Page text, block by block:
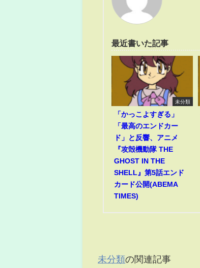
最近書いた記事
未分類
「かっこよすぎる」
「最高のエンドカー
ド」と反響、アニメ
『攻殻機動隊 THE
GHOST IN THE
SHELL』第5話エンド
カード公開(ABEMA
TIMES)
未分類の関連記事